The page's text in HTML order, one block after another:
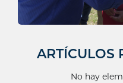
ARTÍCULOS
No hay